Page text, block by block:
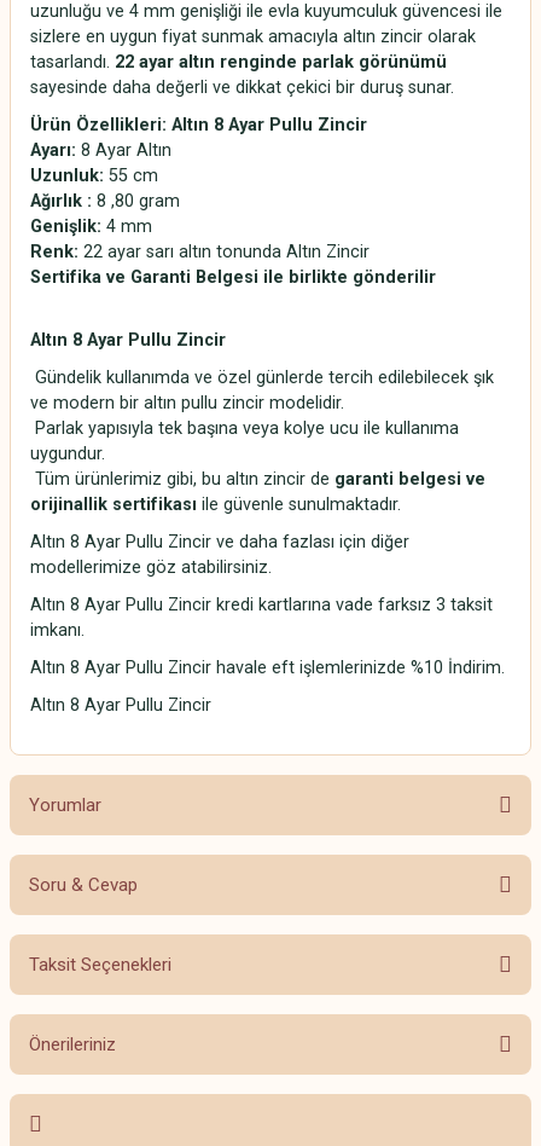
uzunluğu ve 4 mm genişliği ile evla kuyumculuk güvencesi ile
sizlere en uygun fiyat sunmak amacıyla altın zincir olarak
tasarlandı. 22 ayar altın renginde parlak görünümü
sayesinde daha değerli ve dikkat çekici bir duruş sunar.
Ürün Özellikleri: Altın 8 Ayar Pullu Zincir
Ayarı: 8 Ayar Altın
Uzunluk: 55 cm
Ağırlık : 8 ,80 gram
Genişlik: 4 mm
Renk: 22 ayar sarı altın tonunda Altın Zincir
Sertifika ve Garanti Belgesi ile birlikte gönderilir
Altın 8 Ayar Pullu Zincir
Gündelik kullanımda ve özel günlerde tercih edilebilecek şık
ve modern bir altın pullu zincir modelidir.
Parlak yapısıyla tek başına veya kolye ucu ile kullanıma
uygundur.
Tüm ürünlerimiz gibi, bu altın zincir de garanti belgesi ve
orijinallik sertifikası ile güvenle sunulmaktadır.
Altın 8 Ayar Pullu Zincir ve daha fazlası için diğer
modellerimize göz atabilirsiniz.
Altın 8 Ayar Pullu Zincir kredi kartlarına vade farksız 3 taksit
imkanı.
Altın 8 Ayar Pullu Zincir havale eft işlemlerinizde %10 İndirim.
Altın 8 Ayar Pullu Zincir
Yorumlar
Bu ürüne ilk yorumu siz yapın!
Soru & Cevap
Ürün hakkında henüz soru sorulmamış.
Taksit Seçenekleri
Önerileriniz
Bu ürünün fiyat bilgisi, resim, ürün açıklamalarında ve diğer konularda
yetersiz gördüğünüz noktaları öneri formunu kullanarak tarafımıza